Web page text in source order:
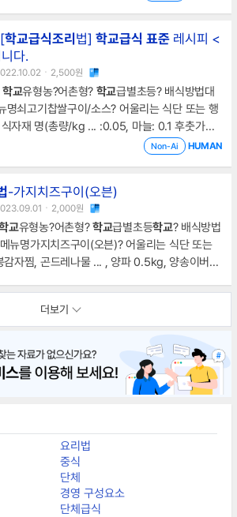
학교급식조리 법] 학교급식 표준 레시피 <
다.
ㆍ2,500원
학교유형농?어촌형? 학교급별초등? 배식방법대
명쇠고기찹쌀구이/소스? 어울리는 식단 또는 행
자재 명(총량/kg ... :0.05, 마늘: 0.1 후춧가루
1. 소고기는 밑간을 한다(소금, 생강, 마늘, 후춧
Non-Ai HUMAN
-가지치즈구이(오븐)
ㆍ2,000원
교유형농?어촌형?학교급별초등학교? 배식방법
뉴명가지치즈구이(오븐)? 어울리는 식단 또는
감자찜, 곤드레나물 ... , 양파 0.5kg, 양송이버섯
섯은 잘게 다진다. 옥수수 캔 ... 은 국물을 빼고
질을 벗기고 속을 빼내고 갈거나 다진다.4. 팬에
를 투명해질 때까지 볶고 토마토를 넣고 조린다.
더보기
요리법
중식
단체
경영 구성요소
단체급식